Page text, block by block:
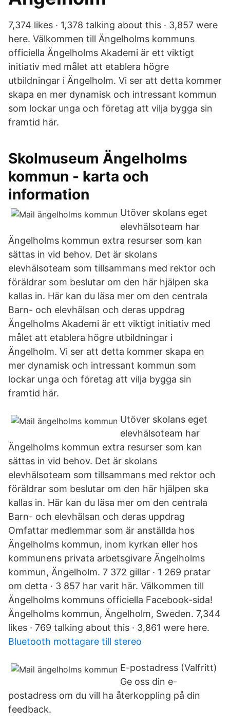
7,374 likes · 1,378 talking about this · 3,857 were
here. Välkommen till Ängelholms kommuns
officiella Ängelholms Akademi är ett viktigt
initiativ med målet att etablera högre
utbildningar i Ängelholm. Vi ser att detta kommer
skapa en mer dynamisk och intressant kommun
som lockar unga och företag att vilja bygga sin
framtid här.
Skolmuseum Ängelholms
kommun - karta och
information
Utöver skolans eget
elevhälsoteam har
Ängelholms kommun extra resurser som kan
sättas in vid behov. Det är skolans
elevhälsoteam som tillsammans med rektor och
föräldrar som beslutar om den här hjälpen ska
kallas in. Här kan du läsa mer om den centrala
Barn- och elevhälsan och deras uppdrag
Ängelholms Akademi är ett viktigt initiativ med
målet att etablera högre utbildningar i
Ängelholm. Vi ser att detta kommer skapa en
mer dynamisk och intressant kommun som
lockar unga och företag att vilja bygga sin
framtid här.
Utöver skolans eget
elevhälsoteam har
Ängelholms kommun extra resurser som kan
sättas in vid behov. Det är skolans
elevhälsoteam som tillsammans med rektor och
föräldrar som beslutar om den här hjälpen ska
kallas in. Här kan du läsa mer om den centrala
Barn- och elevhälsan och deras uppdrag
Omfattar medlemmar som är anställda hos
Ängelholms kommun, inom kyrkan eller hos
kommunens privata arbetsgivare Ängelholms
kommun, Ängelholm. 7 372 gillar · 1 269 pratar
om detta · 3 857 har varit här. Välkommen till
Ängelholms kommuns officiella Facebook-sida!
Ängelholms kommun, Ängelholm, Sweden. 7,344
likes · 769 talking about this · 3,861 were here.
Bluetooth mottagare till stereo
E-postadress (Valfritt)
Ge oss din e-
postadress om du vill ha återkoppling på din
feedback.